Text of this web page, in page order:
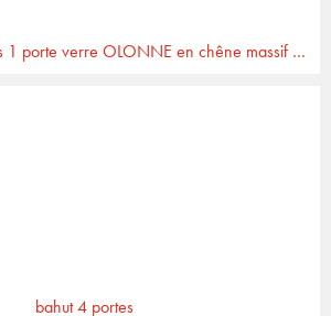
Colonne 1 porte bois 1 porte verre OLONNE en chêne massif et céramique
bahut 4 portes